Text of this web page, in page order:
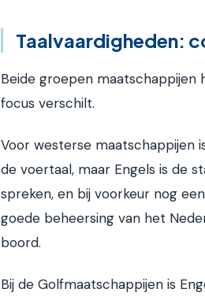
Taalvaardigheden:
Beide groepen maatschappijen
focus verschilt.
Voor westerse maatschappijen
de voertaal, maar Engels is de
spreken, en bij voorkeur nog
goede beheersing van het
boord.
Bij de Golfmaatschappijen is